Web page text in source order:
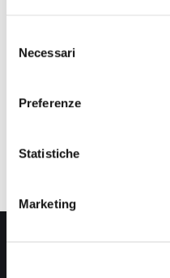
delNecessari
Preferenze
Statistiche
Marketing